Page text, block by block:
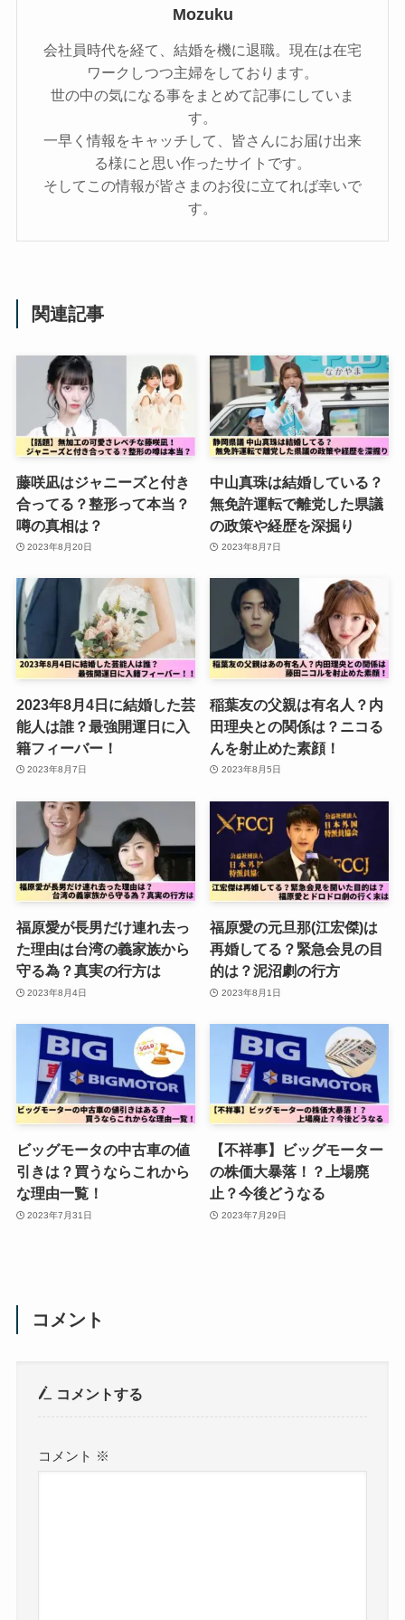
Mozuku
会社員時代を経て、結婚を機に退職。現在は在宅
ワークしつつ主婦をしております。
世の中の気になる事をまとめて記事にしていま
す。
一早く情報をキャッチして、皆さんにお届け出来
る様にと思い作ったサイトです。
そしてこの情報が皆さまのお役に立てれば幸いで
す。
関連記事
藤咲凪はジャニーズと付き
合ってる？整形って本当？
噂の真相は？
2023年8月20日
中山真珠は結婚している？
無免許運転で離党した県議
の政策や経歴を深掘り
2023年8月7日
2023年8月4日に結婚した芸
能人は誰？最強開運日に入
籍フィーバー！
2023年8月7日
稲葉友の父親は有名人？内
田理央との関係は？ニコる
んを射止めた素顔！
2023年8月5日
福原愛が長男だけ連れ去っ
た理由は台湾の義家族から
守る為？真実の行方は
2023年8月4日
福原愛の元旦那(江宏傑)は
再婚してる？緊急会見の目
的は？泥沼劇の行方
2023年8月1日
ビッグモータの中古車の値
引きは？買うならこれから
な理由一覧！
2023年7月31日
【不祥事】ビッグモーター
の株価大暴落！？上場廃
止？今後どうなる
2023年7月29日
コメント
コメントする
コメント ※